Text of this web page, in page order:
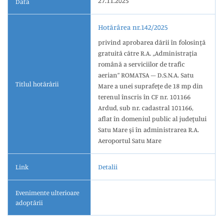
Titlul hotărârii
Hotărârea nr.142/2025
privind aprobarea dării în folosinţă
gratuită către R.A. ,,Administraţia
română a serviciilor de trafic
aerian” ROMATSA – D.S.N.A. Satu
Mare a unei suprafeţe de 18 mp din
terenul înscris în CF nr. 101166
Ardud, sub nr. cadastral 101166,
aflat în domeniul public al judeţului
Satu Mare şi în administrarea R.A.
Aeroportul Satu Mare
Link Detalii
Evenimente ulterioare
adoptării